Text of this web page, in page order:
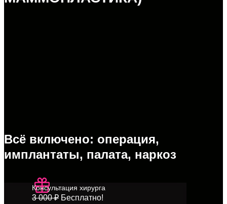
Всё включено: операция,
имплантаты, палата, наркоз
Консультация хирурга
3 000 ₽ Бесплатно!